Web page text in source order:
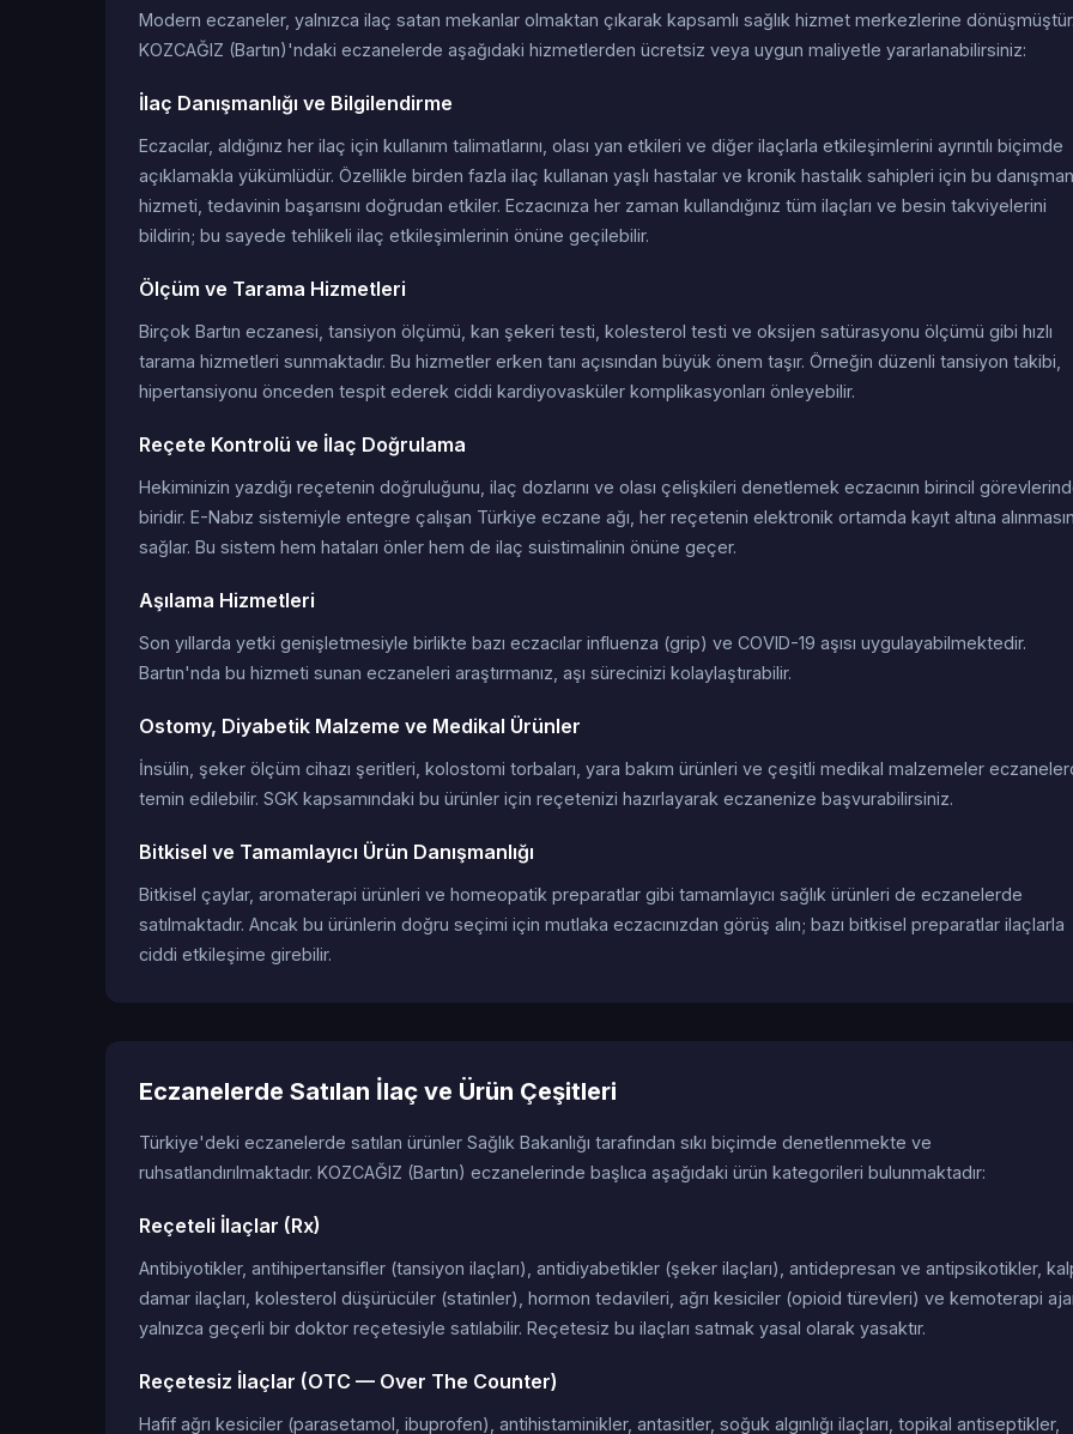
Modern eczaneler, yalnızca ilaç satan mekanlar olmaktan çıkarak kapsamlı sağlık hizmet merkezlerine dönüşmüştür.
KOZCAĞIZ (Bartın)'ndaki eczanelerde aşağıdaki hizmetlerden ücretsiz veya uygun maliyetle yararlanabilirsiniz:
İlaç Danışmanlığı ve Bilgilendirme
Eczacılar, aldığınız her ilaç için kullanım talimatlarını, olası yan etkileri ve diğer ilaçlarla etkileşimlerini ayrıntılı biçimde
açıklamakla yükümlüdür. Özellikle birden fazla ilaç kullanan yaşlı hastalar ve kronik hastalık sahipleri için bu
hizmeti, tedavinin başarısını doğrudan etkiler. Eczacınıza her zaman kullandığınız tüm ilaçları ve besin takviyelerini
bildirin; bu sayede tehlikeli ilaç etkileşimlerinin önüne geçilebilir.
Ölçüm ve Tarama Hizmetleri
Birçok Bartın eczanesi, tansiyon ölçümü, kan şekeri testi, kolesterol testi ve oksijen satürasyonu ölçümü gibi hızlı
tarama hizmetleri sunmaktadır. Bu hizmetler erken tanı açısından büyük önem taşır. Örneğin düzenli tansiyon takibi,
hipertansiyonu önceden tespit ederek ciddi kardiyovasküler komplikasyonları önleyebilir.
Reçete Kontrolü ve İlaç Doğrulama
Hekiminizin yazdığı reçetenin doğruluğunu, ilaç dozlarını ve olası çelişkileri denetlemek eczacının birincil
biridir. E-Nabız sistemiyle entegre çalışan Türkiye eczane ağı, her reçetenin elektronik ortamda kayıt altına
sağlar. Bu sistem hem hataları önler hem de ilaç suistimalinin önüne geçer.
Aşılama Hizmetleri
Son yıllarda yetki genişletmesiyle birlikte bazı eczacılar influenza (grip) ve COVID-19 aşısı uygulayabilmektedir.
Bartın'nda bu hizmeti sunan eczaneleri araştırmanız, aşı sürecinizi kolaylaştırabilir.
Ostomy, Diyabetik Malzeme ve Medikal Ürünler
İnsülin, şeker ölçüm cihazı şeritleri, kolostomi torbaları, yara bakım ürünleri ve çeşitli medikal malzemeler
temin edilebilir. SGK kapsamındaki bu ürünler için reçetenizi hazırlayarak eczanenize başvurabilirsiniz.
Bitkisel ve Tamamlayıcı Ürün Danışmanlığı
Bitkisel çaylar, aromaterapi ürünleri ve homeopatik preparatlar gibi tamamlayıcı sağlık ürünleri de eczanelerde
satılmaktadır. Ancak bu ürünlerin doğru seçimi için mutlaka eczacınızdan görüş alın; bazı bitkisel preparatlar ilaçlarla
ciddi etkileşime girebilir.
Eczanelerde Satılan İlaç ve Ürün Çeşitleri
Türkiye'deki eczanelerde satılan ürünler Sağlık Bakanlığı tarafından sıkı biçimde denetlenmekte ve
ruhsatlandırılmaktadır. KOZCAĞIZ (Bartın) eczanelerinde başlıca aşağıdaki ürün kategorileri bulunmaktadır:
Reçeteli İlaçlar (Rx)
Antibiyotikler, antihipertansifler (tansiyon ilaçları), antidiyabetikler (şeker ilaçları), antidepresan ve antipsikotikler,
damar ilaçları, kolesterol düşürücüler (statinler), hormon tedavileri, ağrı kesiciler (opioid türevleri) ve kemoterapi
yalnızca geçerli bir doktor reçetesiyle satılabilir. Reçetesiz bu ilaçları satmak yasal olarak yasaktır.
Reçetesiz İlaçlar (OTC — Over The Counter)
Hafif ağrı kesiciler (parasetamol, ibuprofen), antihistaminikler, antasitler, soğuk algınlığı ilaçları, topikal antiseptikler,